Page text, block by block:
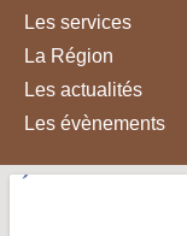
Les services
La Région
Les actualités
Les évènements